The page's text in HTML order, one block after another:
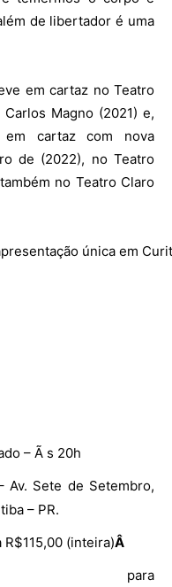
de libertador é uma
em cartaz no Teatro
Magno (2021) e,
cartaz com nova
de (2022), no Teatro
no Teatro Claro
– Ã s 20h
Av. Sete de Setembro,
– PR.
(inteira)Â